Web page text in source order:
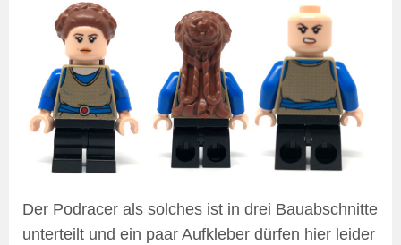
Der Podracer als solches ist in drei Bauabschnitte
unterteilt und ein paar Aufkleber dürfen hier leider